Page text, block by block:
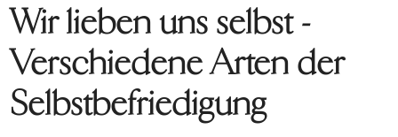
Wir lieben uns selbst -
Verschiedene Arten der
Selbstbefriedigung